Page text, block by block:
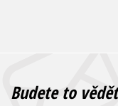
Budete to